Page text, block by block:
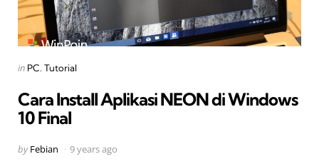
Categories
Posted
in PC Tutorial
Cara Install Aplikasi NEON di Windows
10 Final
Posted
by Febian 9 years ago